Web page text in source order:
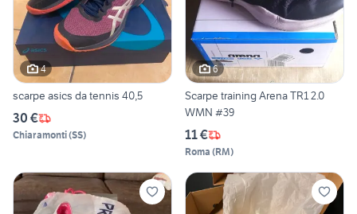
4
scarpe asics da tennis 40,5
30 €
Chiaramonti(SS)
6
Scarpe training Arena TR1 2.0
WMN #39
11 €
Roma (RM)